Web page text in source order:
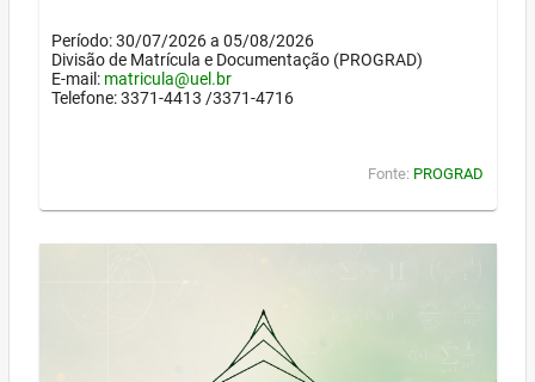
Período: 30/07/2026 a 05/08/2026
Divisão de Matrícula e Documentação (PROGRAD)
E-mail: matricula@uel.br
Telefone: 3371-4413 /3371-4716
Fonte: PROGRAD